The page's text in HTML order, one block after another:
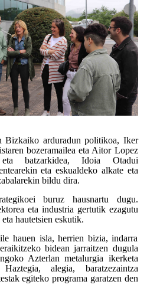
Bizkaiko arduradun politikoa, Iker
bozeramailea eta Aitor Lopez
batzarkidea, Idoia Otadui
eta eskualdeko alkate eta
bildu dira.
buruz hausnartu dugu.
eta industria gertutik ezagutu
hautetsien eskutik.
hauen isla, herrien bizia, indarra
bidean jarraitzen dugula
Azterlan metalurgia ikerketa
alegia, baratzezaintza
egiteko programa garatzen den